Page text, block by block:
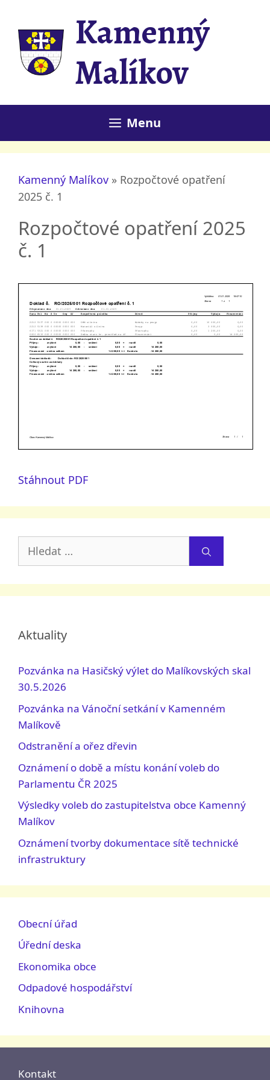
obsah
Kamenný
Malíkov
Menu
Kamenný Malíkov » Rozpočtové opatření
2025 č. 1
Rozpočtové opatření 2025
č. 1
Stáhnout PDF
Hledat:
Aktuality
Pozvánka na Hasičský výlet do Malíkovských skal
30.5.2026
Pozvánka na Vánoční setkání v Kamenném
Malíkově
Odstranění a ořez dřevin
Oznámení o době a místu konání voleb do
Parlamentu ČR 2025
Výsledky voleb do zastupitelstva obce Kamenný
Malíkov
Oznámení tvorby dokumentace sítě technické
infrastruktury
Obecní úřad
Úřední deska
Ekonomika obce
Odpadové hospodářství
Knihovna
Kontakt